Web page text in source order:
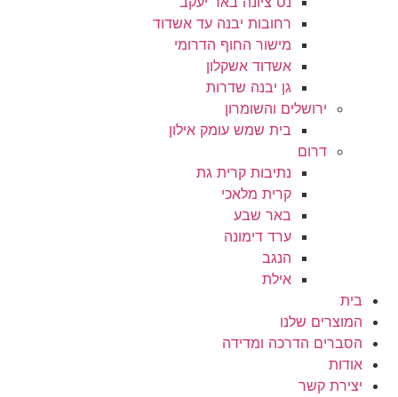
רחובות יבנה עד אשדוד
מישור החוף הדרומי
אשדוד אשקלון
גן יבנה שדרות
ירושלים והשומרון
בית שמש עומק אילון
דרום
נתיבות קרית גת
קרית מלאכי
באר שבע
ערד דימונה
הנגב
אילת
בית
המוצרים שלנו
הסברים הדרכה ומדידה
אודות
יצירת קשר